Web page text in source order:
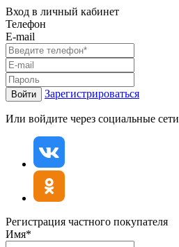
Вход в личный кабинет
Телефон
E-mail
Войти Зарегистрироваться
Или войдите через социальные сети
Регистрация частного покупателя
Имя*